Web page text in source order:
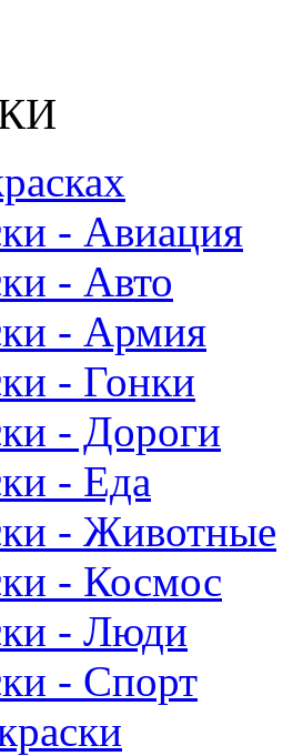
- Авиация
- Авто
- Армия
- Гонки
- Дороги
- Еда
- Животныe
- Космос
- Люди
- Спорт